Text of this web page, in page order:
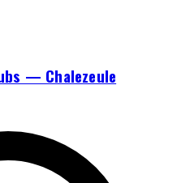
— Chalezeule